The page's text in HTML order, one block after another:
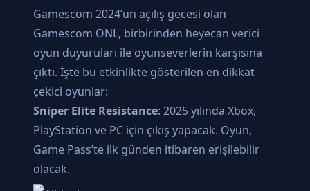
Gamescom 2024’ün açılış gecesi olan
Gamescom ONL, birbirinden heyecan verici
oyun duyuruları ile oyunseverlerin karşısına
çıktı. İşte bu etkinlikte gösterilen en dikkat
çekici oyunlar:
Sniper Elite Resistance: 2025 yılında Xbox,
PlayStation ve PC için çıkış yapacak. Oyun,
Game Pass’te ilk günden itibaren erişilebilir
olacak.